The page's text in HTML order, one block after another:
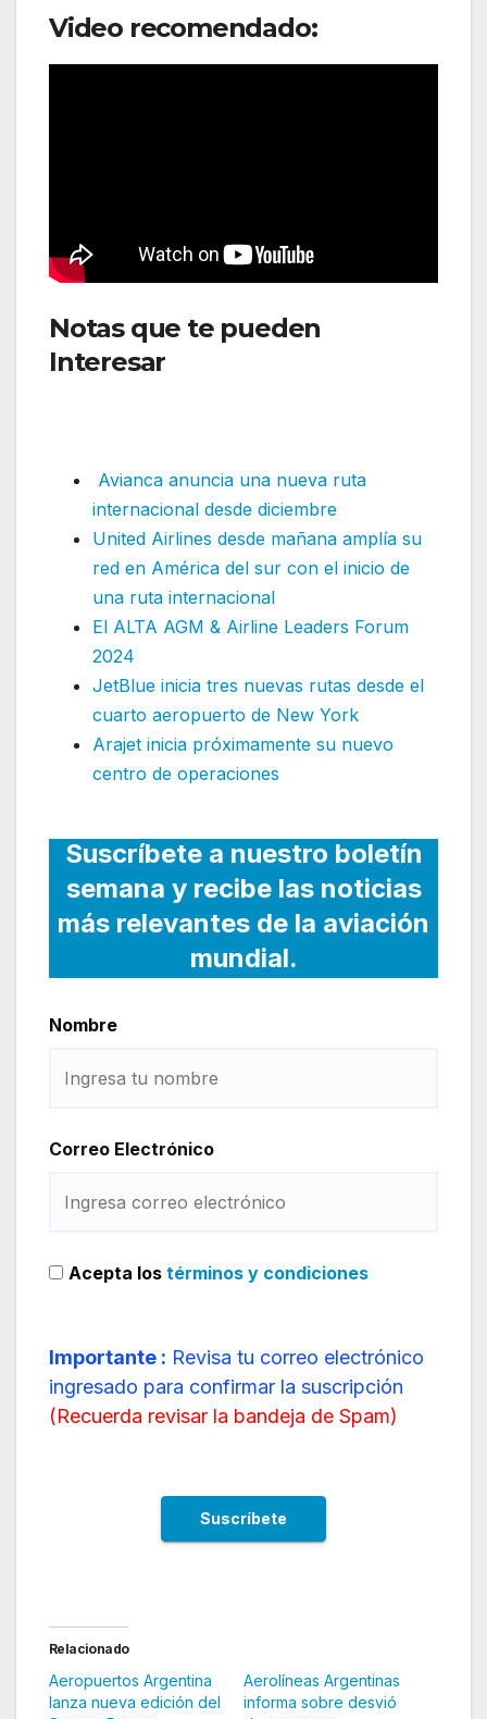
Video recomendado:
Notas que te pueden
Interesar
Avianca anuncia una nueva ruta
internacional desde diciembre
United Airlines desde mañana amplía su
red en América del sur con el inicio de
una ruta internacional
El ALTA AGM & Airline Leaders Forum
2024
JetBlue inicia tres nuevas rutas desde el
cuarto aeropuerto de New York
Arajet inicia próximamente su nuevo
centro de operaciones
Suscríbete a nuestro boletín
semana y recibe las noticias
más relevantes de la aviación
mundial.
Nombre
Correo Electrónico
Acepta los términos y condiciones
Importante : Revisa tu correo electrónico
ingresado para confirmar la suscripción
(Recuerda revisar la bandeja de Spam)
Relacionado
Aeropuertos Argentina
lanza nueva edición del
Aerolíneas Argentinas
informa sobre desvió